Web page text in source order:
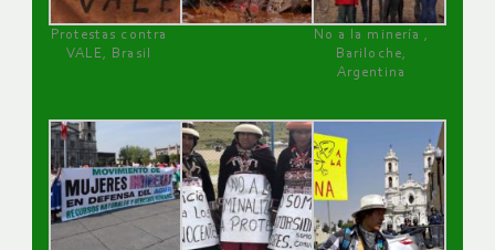
Protestas contra
VALE, Brasil
No a la minería ,
Bariloche,
Argentina